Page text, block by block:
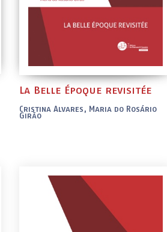
La Belle Époque revisitée
Cristina Alvares, Maria do Rosário
Girão